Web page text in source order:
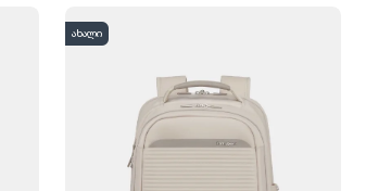
ახალი